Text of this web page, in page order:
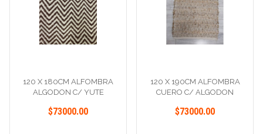
120 X 180CM ALFOMBRA
ALGODON C/ YUTE
$73000.00
120 X 190CM ALFOMBRA
CUERO C/ ALGODON
$73000.00